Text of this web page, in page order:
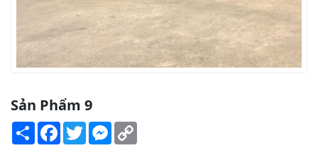
Sản Phẩm 9
Share Facebook
TwitterMessenger